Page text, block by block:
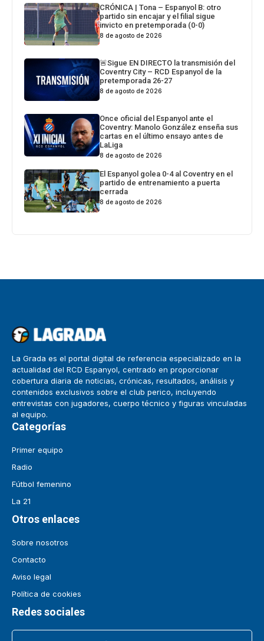
CRÓNICA | Tona – Espanyol B: otro
partido sin encajar y el filial sigue
invicto en pretemporada (0-0)
8 de agosto de 2026
🚨Sigue EN DIRECTO la transmisión del
Coventry City – RCD Espanyol de la
pretemporada 26-27
8 de agosto de 2026
Once oficial del Espanyol ante el
Coventry: Manolo González enseña sus
cartas en el último ensayo antes de
LaLiga
8 de agosto de 2026
El Espanyol golea 0-4 al Coventry en el
partido de entrenamiento a puerta
cerrada
8 de agosto de 2026
La Grada es el portal digital de referencia especializado en la
actualidad del RCD Espanyol, centrado en proporcionar
cobertura diaria de noticias, crónicas, resultados, análisis y
contenidos exclusivos sobre el club perico, incluyendo
entrevistas con jugadores, cuerpo técnico y figuras vinculadas
al equipo.
Categorías
Primer equipo
Radio
Fútbol femenino
La 21
Otros enlaces
Sobre nosotros
Contacto
Aviso legal
Política de cookies
Redes sociales